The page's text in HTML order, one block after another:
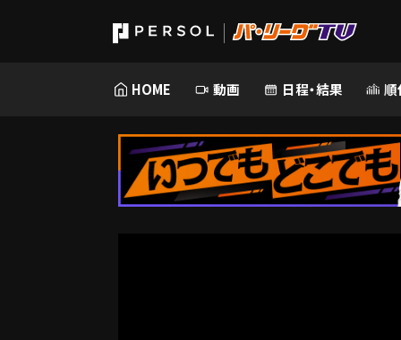
HOME 動画 日程・結果 順